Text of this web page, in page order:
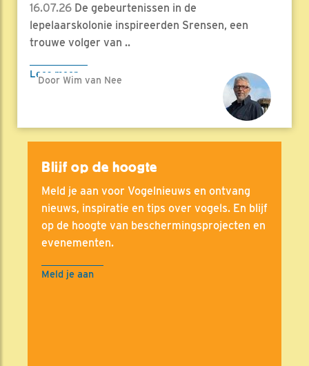
16.07.26 De gebeurtenissen in de
lepelaarskolonie inspireerden Srensen, een
trouwe volger van ..
Lees meer
Door Wim van Nee
Blijf op de hoogte
Meld je aan voor Vogelnieuws en ontvang
nieuws, inspiratie en tips over vogels. En blijf
op de hoogte van beschermingsprojecten en
evenementen.
Meld je aan